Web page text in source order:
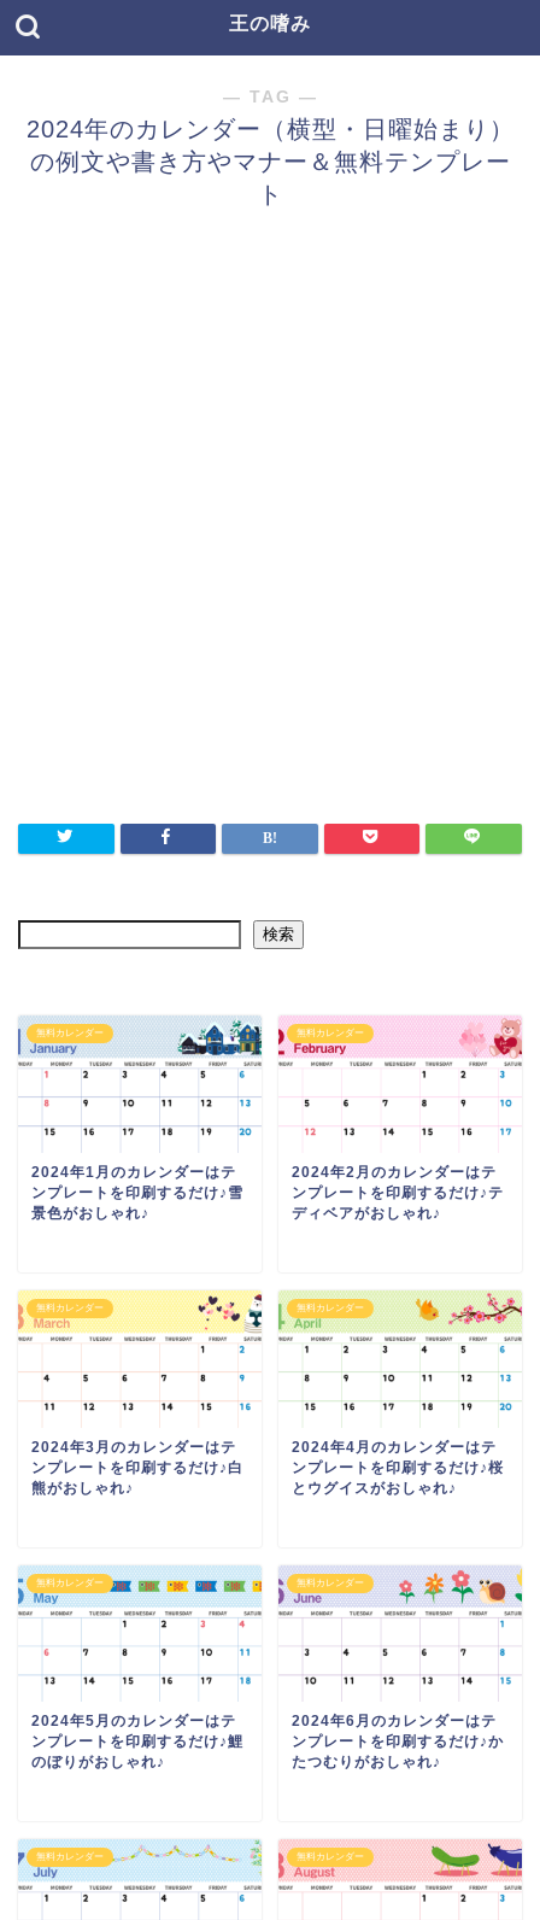
王の嗜み
― TAG ―
2024年のカレンダー（横型・日曜始まり）
の例文や書き方やマナー＆無料テンプレー
ト
検索
無料カレンダー
2024年1月のカレンダーはテ
ンプレートを印刷するだけ♪雪
景色がおしゃれ♪
無料カレンダー
2024年2月のカレンダーはテ
ンプレートを印刷するだけ♪テ
ディベアがおしゃれ♪
無料カレンダー
2024年3月のカレンダーはテ
ンプレートを印刷するだけ♪白
熊がおしゃれ♪
無料カレンダー
2024年4月のカレンダーはテ
ンプレートを印刷するだけ♪桜
とウグイスがおしゃれ♪
無料カレンダー
2024年5月のカレンダーはテ
ンプレートを印刷するだけ♪鯉
のぼりがおしゃれ♪
無料カレンダー
2024年6月のカレンダーはテ
ンプレートを印刷するだけ♪か
たつむりがおしゃれ♪
無料カレンダー 無料カレンダー